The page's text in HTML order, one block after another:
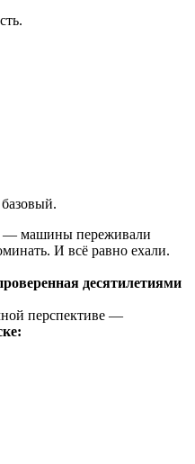
— машины переживали
И всё равно ехали.
десятилетиями
перспективе —